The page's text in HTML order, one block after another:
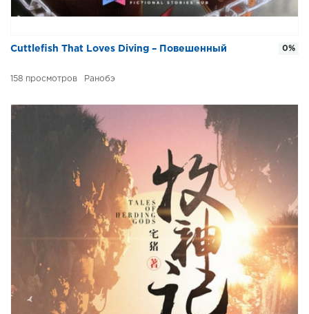
Cuttlefish That Loves Diving – Повешенный
158 Ранобэ
0%